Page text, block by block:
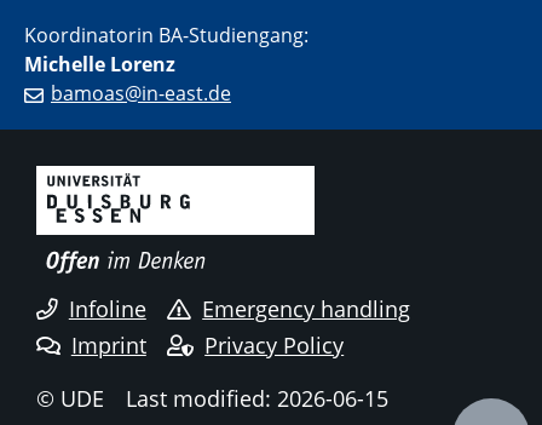
Koordinatorin BA-Studiengang:
Michelle Lorenz
bamoas@in-east.de
Infoline
Emergency handling
Imprint
Privacy Policy
© UDE
Last modified: 2026-06-15